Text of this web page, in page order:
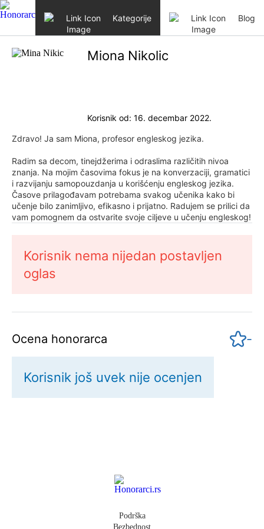
Skip to content
Kategorije
Blog
Miona Nikolic
Korisnik od: 16. decembar 2022.
Zdravo! Ja sam Miona, profesor engleskog jezika.
Radim sa decom, tinejdžerima i odraslima različitih nivoa
znanja. Na mojim časovima fokus je na konverzaciji, gramatici
i razvijanju samopouzdanja u korišćenju engleskog jezika.
Časove prilagođavam potrebama svakog učenika kako bi
učenje bilo zanimljivo, efikasno i prijatno. Radujem se prilici da
vam pomognem da ostvarite svoje ciljeve u učenju engleskog!
Korisnik nema nijedan postavljen
oglas
Ocena honorarca -
Korisnik još uvek nije ocenjen
Podrška
Bezbednost